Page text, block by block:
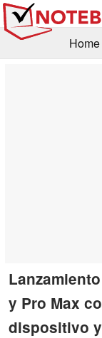
Home
y Pro Max
dispositivo